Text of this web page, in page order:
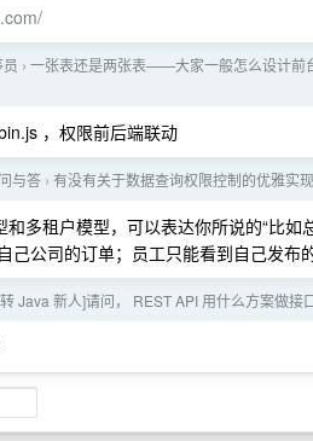
› 一张表还是两张表——大家一般怎么设计前
，权限前后端联动
问与答 › 有没有关于数据查询权限控制的优雅实
多租户模型，可以表达你所说的“比
己公司的订单；员工只能看到自己发布
Java 新人]请问， REST API 用什么方案做接